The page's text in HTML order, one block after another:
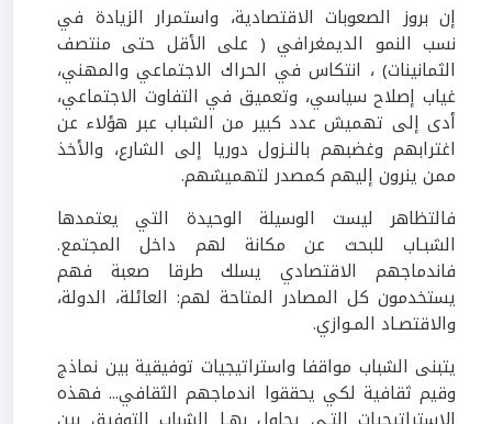
إن بروز الصعوبات الاقتصادية، واستمرار الزيادة في
نسب النمو الديمغرافي ( على الأقل حتى منتصف
الثمانينات) ، انتكاس في الحراك الاجتماعي والمهني،
غياب إصلاح سياسي، وتعميق في التفاوت الاجتماعي،
أدى إلى تهميش عدد كبير من الشباب عبر هؤلاء عن
اغترابهم وغضبهم بالنـزول دوريا إلى الشارع، والأخذ
ممن ينرون إليهم كمصدر لتهميشهم.
فالتظاهر ليست الوسيلة الوحيدة التي يعتمدها
الشبـاب للبحث عن مكانة لهم داخل المجتمع.
فاندماجهم الاقتصادي يسلك طرقا صعبة فهم
يستخدمون كل المصادر المتاحة لهم: العائلة، الدولة،
والاقتصـاد المـوازي.
يتبنى الشباب مواقفا واستراتيجيات توفيقية بين نماذج
وقيم ثقافية لكي يحققوا اندماجهم الثقافي... فهذه